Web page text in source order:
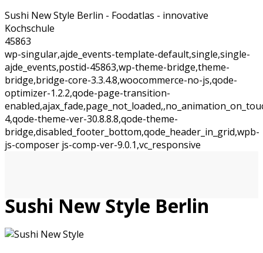
Sushi New Style Berlin - Foodatlas - innovative
Kochschule
45863
wp-singular,ajde_events-template-default,single,single-
ajde_events,postid-45863,wp-theme-bridge,theme-
bridge,bridge-core-3.3.4.8,woocommerce-no-js,qode-
optimizer-1.2.2,qode-page-transition-
4,qode-theme-ver-30.8.8.8,qode-theme-
bridge,disabled_footer_bottom,qode_header_in_grid,wpb-
js-composer js-comp-ver-9.0.1,vc_responsive
Sushi New Style Berlin